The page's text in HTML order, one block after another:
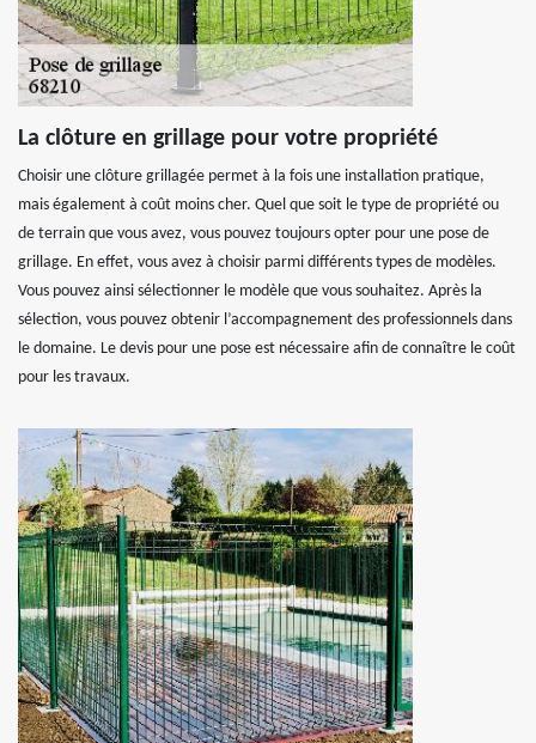
La clôture en grillage pour votre propriété
Choisir une clôture grillagée permet à la fois une installation pratique,
mais également à coût moins cher. Quel que soit le type de propriété ou
de terrain que vous avez, vous pouvez toujours opter pour une pose de
grillage. En effet, vous avez à choisir parmi différents types de modèles.
Vous pouvez ainsi sélectionner le modèle que vous souhaitez. Après la
sélection, vous pouvez obtenir l’accompagnement des professionnels dans
le domaine. Le devis pour une pose est nécessaire afin de connaître le coût
pour les travaux.